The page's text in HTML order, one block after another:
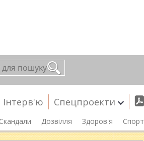
Інтерв'ю Спецпроекти
Скандали Дозвілля Здоров'я Спорт